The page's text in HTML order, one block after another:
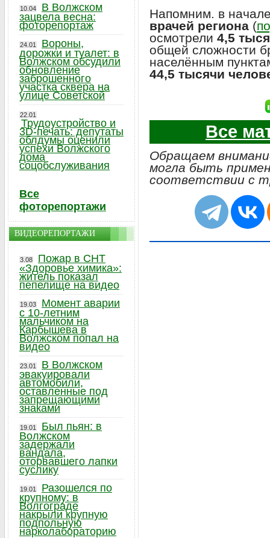
Напомним. в
врачей региона (
осмотрели 4,5
общей сложности
населённым
44,5 тысячи
Все
Обращаем
могла быть
соответствии с
10.04
В Волжском
зацвела весна:
фоторепортаж
24.01
Вороны,
дорожки и туалет: в
Волжском обсудили
обновление
заброшенного
участка сквера на
улице Советской
22.01
Трудоустройство и
3D-печать: депутаты
облдумы оценили
успехи Волжского
дома
соцобслуживания
Все
фоторепортажи
ВИДЕОРЕПОРТАЖИ
3.08
Пожар в СНТ
«Здоровье химика»:
житель показал
пепелище на видео
19.03
Момент аварии
с 10-летним
мальчиком на
Карбышева в
Волжском попал на
видео
23.01
В Волжском
эвакуировали
автомобили,
оставленные под
запрещающими
знаками
19.01
Был пьян: в
Волжском
задержали
вандала,
оторвавшего лапки
суслику
19.01
Разошелся по
крупному: в
Волгограде
накрыли крупную
подпольную
нарколабораторию